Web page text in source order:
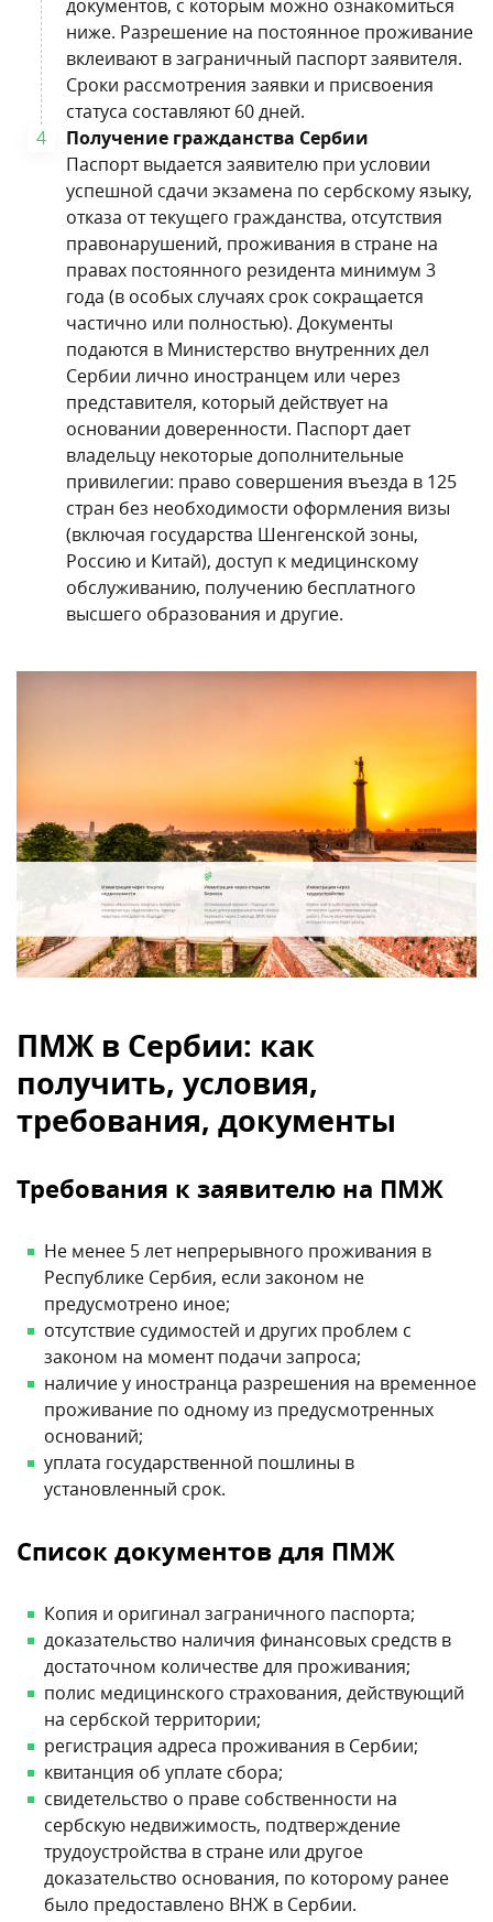
документов, с которым можно ознакомиться
ниже. Разрешение на постоянное проживание
вклеивают в заграничный паспорт заявителя.
Сроки рассмотрения заявки и присвоения
статуса составляют 60 дней.
Получение гражданства Сербии
Паспорт выдается заявителю при условии
успешной сдачи экзамена по сербскому языку,
отказа от текущего гражданства, отсутствия
правонарушений, проживания в стране на
правах постоянного резидента минимум 3
года (в особых случаях срок сокращается
частично или полностью). Документы
подаются в Министерство внутренних дел
Сербии лично иностранцем или через
представителя, который действует на
основании доверенности. Паспорт дает
владельцу некоторые дополнительные
привилегии: право совершения въезда в 125
стран без необходимости оформления визы
(включая государства Шенгенской зоны,
Россию и Китай), доступ к медицинскому
обслуживанию, получению бесплатного
высшего образования и другие.
ПМЖ в Сербии: как
получить, условия,
требования, документы
Требования к заявителю на ПМЖ
Не менее 5 лет непрерывного проживания в
Республике Сербия, если законом не
предусмотрено иное;
отсутствие судимостей и других проблем с
законом на момент подачи запроса;
наличие у иностранца разрешения на временное
проживание по одному из предусмотренных
оснований;
уплата государственной пошлины в
установленный срок.
Список документов для ПМЖ
Копия и оригинал заграничного паспорта;
доказательство наличия финансовых средств в
достаточном количестве для проживания;
полис медицинского страхования, действующий
на сербской территории;
регистрация адреса проживания в Сербии;
квитанция об уплате сбора;
свидетельство о праве собственности на
сербскую недвижимость, подтверждение
трудоустройства в стране или другое
доказательство основания, по которому ранее
было предоставлено ВНЖ в Сербии.